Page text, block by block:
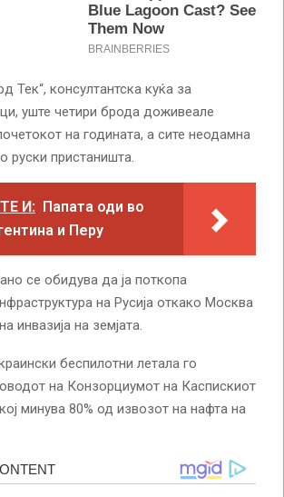
Тек“, консултантска куќа за
уште четири брода доживеале
на годината, а сите неодамна
руски пристаништа.
И: Папата оди во
и Перу
се обидува да ја поткопа
на Русија откако Москва
инвазија на земјата.
беспилотни летала го
на Конзорциумот на Каспискиот
минува 80% од извозот на нафта на